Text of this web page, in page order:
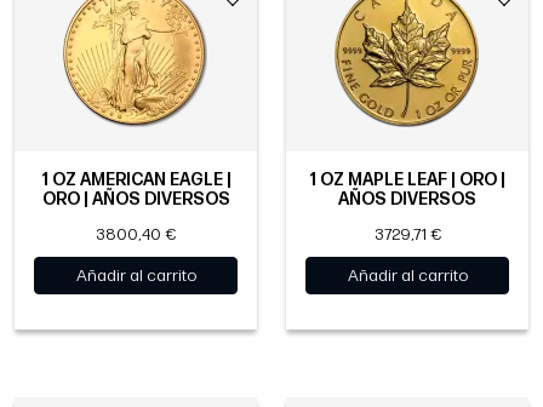
1 OZ AMERICAN EAGLE |
ORO | AÑOS DIVERSOS
3800,40 €
Añadir al carrito
1 OZ MAPLE LEAF | ORO |
AÑOS DIVERSOS
3729,71 €
Añadir al carrito